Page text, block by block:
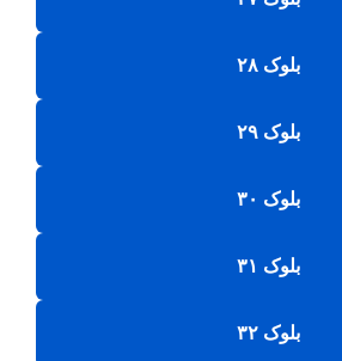
بلوک ۲۸
بلوک ۲۹
بلوک ۳۰
بلوک ۳۱
بلوک ۳۲